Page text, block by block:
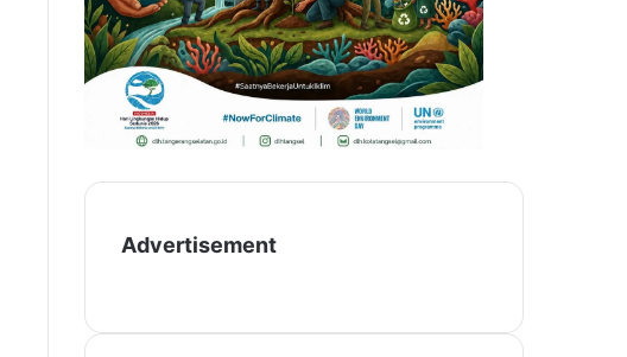
Advertisement